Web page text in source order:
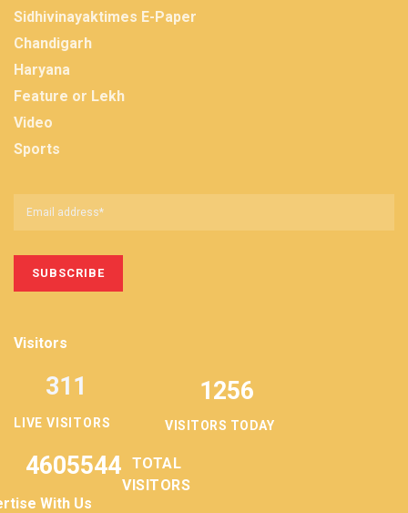
Sidhivinayaktimes E-Paper
Chandigarh
Haryana
Feature or Lekh
Video
Sports
Visitors
LIVE VISITORS
311 1256
VISITORS TODAY
4605544
TOTAL
VISITORS
With Us